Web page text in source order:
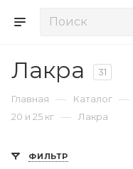
Лакра 31
Главная — Каталог —
20 и 25 кг — Лакра
ФИЛЬТР